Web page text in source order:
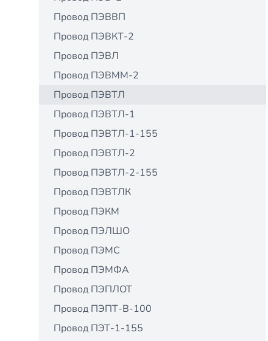
Провод ПЭВВП
Провод ПЭВКТ-2
Провод ПЭВЛ
Провод ПЭВММ-2
Провод ПЭВТЛ
Провод ПЭВТЛ-1
Провод ПЭВТЛ-1-155
Провод ПЭВТЛ-2
Провод ПЭВТЛ-2-155
Провод ПЭВТЛК
Провод ПЭКМ
Провод ПЭЛШО
Провод ПЭМС
Провод ПЭМФА
Провод ПЭПЛОТ
Провод ПЭПТ-В-100
Провод ПЭТ-1-155